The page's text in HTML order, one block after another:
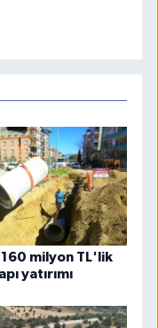
milyon TL'lik
yatırımı